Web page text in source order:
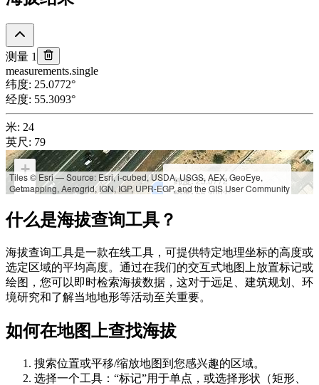
测量 1
measurements.single
纬度: 25.0772°
经度: 55.3093°
米: 24
英尺 : 79
纬度:25.0772°
经度:55.3093°
+
−
Tiles © Esri — Source: Esri, i-cubed, USDA, USGS, AEX, GeoEye,
Getmapping, Aerogrid, IGN, IGP, UPR-EGP, and the GIS User Community
什么是海拔查询工具？
海拔查询工具是一款在线工具，可提供特定地理坐标的高度或
选定区域的平均高度。通过在我们的交互式地图上放置标记或
绘图，您可以即时检索海拔数据，这对于远足、建筑规划、环
境研究和了解当地地形等活动至关重要。
如何在地图上查找海拔
搜索位置或平移/缩放地图到您感兴趣的区域。
选择一个工具：“标记”用于单点，或选择形状（矩形、